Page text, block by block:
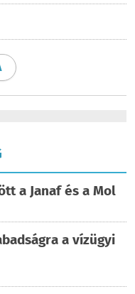
a Janaf és a Mol
a vízügyi